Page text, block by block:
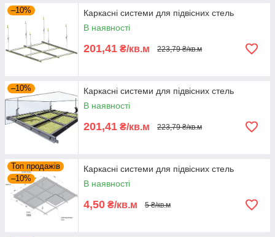
–10%
Каркасні системи для підвісних стель
В наявності
201,41 ₴/кв.м 223,79 ₴/кв.м
–10%
Каркасні системи для підвісних стель
В наявності
201,41 ₴/кв.м 223,79 ₴/кв.м
Топ продажів
–10%
Каркасні системи для підвісних стель
В наявності
4,50 ₴/кв.м 5 ₴/кв.м